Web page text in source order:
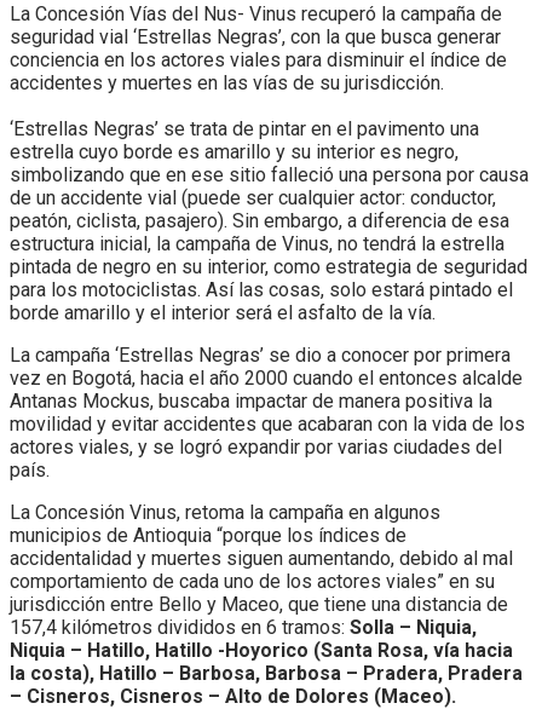
La Concesión Vías del Nus- Vinus recuperó la campaña de
seguridad vial ‘Estrellas Negras’, con la que busca generar
conciencia en los actores viales para disminuir el índice de
accidentes y muertes en las vías de su jurisdicción.
‘Estrellas Negras’ se trata de pintar en el pavimento una
estrella cuyo borde es amarillo y su interior es negro,
simbolizando que en ese sitio falleció una persona por causa
de un accidente vial (puede ser cualquier actor: conductor,
peatón, ciclista, pasajero). Sin embargo, a diferencia de esa
estructura inicial, la campaña de Vinus, no tendrá la estrella
pintada de negro en su interior, como estrategia de seguridad
para los motociclistas. Así las cosas, solo estará pintado el
borde amarillo y el interior será el asfalto de la vía.
La campaña ‘Estrellas Negras’ se dio a conocer por primera
vez en Bogotá, hacia el año 2000 cuando el entonces alcalde
Antanas Mockus, buscaba impactar de manera positiva la
movilidad y evitar accidentes que acabaran con la vida de los
actores viales, y se logró expandir por varias ciudades del
país.
La Concesión Vinus, retoma la campaña en algunos
municipios de Antioquia “porque los índices de
accidentalidad y muertes siguen aumentando, debido al mal
comportamiento de cada uno de los actores viales” en su
jurisdicción entre Bello y Maceo, que tiene una distancia de
157,4 kilómetros divididos en 6 tramos: Solla – Niquia,
Niquia – Hatillo, Hatillo -Hoyorico (Santa Rosa, vía hacia
la costa), Hatillo – Barbosa, Barbosa – Pradera, Pradera
– Cisneros, Cisneros – Alto de Dolores (Maceo).